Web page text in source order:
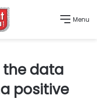
Menu
the data
positive